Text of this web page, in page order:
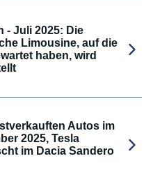
- Juli 2025: Die
Limousine, auf die
haben, wird
Autos im
2025, Tesla
im Dacia Sandero